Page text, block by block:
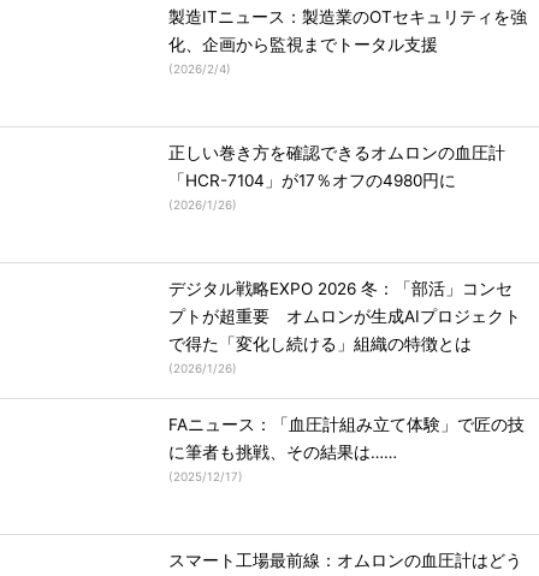
製造ITニュース：製造業のOTセキュリティを強
化、企画から監視までトータル支援
(2026/2/4)
正しい巻き方を確認できるオムロンの血圧計
「HCR-7104」が17％オフの4980円に
(2026/1/26)
デジタル戦略EXPO 2026 冬：「部活」コンセ
プトが超重要 オムロンが生成AIプロジェクト
で得た「変化し続ける」組織の特徴とは
(2026/1/26)
FAニュース：「血圧計組み立て体験」で匠の技
に筆者も挑戦、その結果は……
(2025/12/17)
スマート工場最前線：オムロンの血圧計はどう